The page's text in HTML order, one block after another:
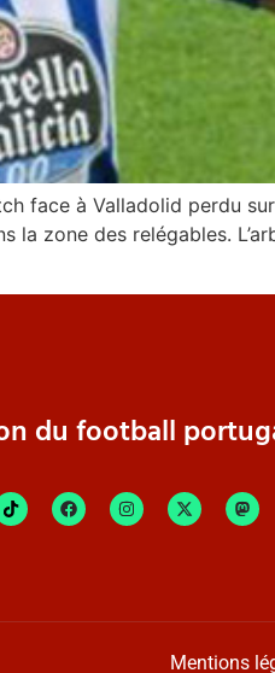
face à Valladolid perdu
la zone des relégables.
du football
Mentions